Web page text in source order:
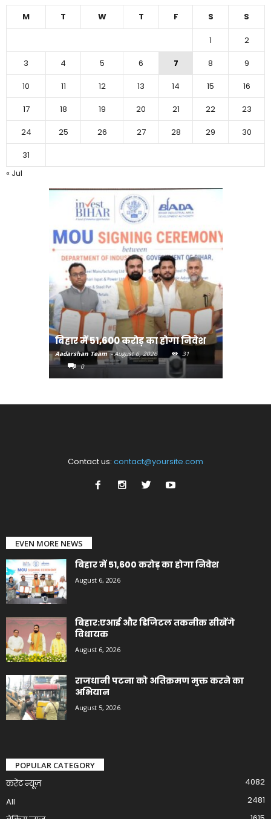
M T W T F S S
1
2
3
4 5 6 7 8
9
10
11 12 13 14 15
16
17
18 19 20 21 22
23
24
25 26 27 28 29
30
31
« Jul
बिहार में 51,600 करोड़ का होगा निवेश
Aadarshan Team - August 6, 2026
31
0
Contact us: contact@yoursite.com
EVEN MORE NEWS
बिहार में 51,600 करोड़ का होगा निवेश
August 6, 2026
बिहार:एआई और डिजिटल तकनीक सीखेंगे
विधायक
August 6, 2026
राजधानी पटना को अतिक्रमण मुक्त करने का
अभियान
August 5, 2026
POPULAR CATEGORY
करेंट न्यूज़
4082
All
2481